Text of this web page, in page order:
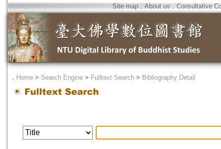
Site map．About us ． Consultative
． Home > Search Engine > Fulltext Search > Bibliography Detail